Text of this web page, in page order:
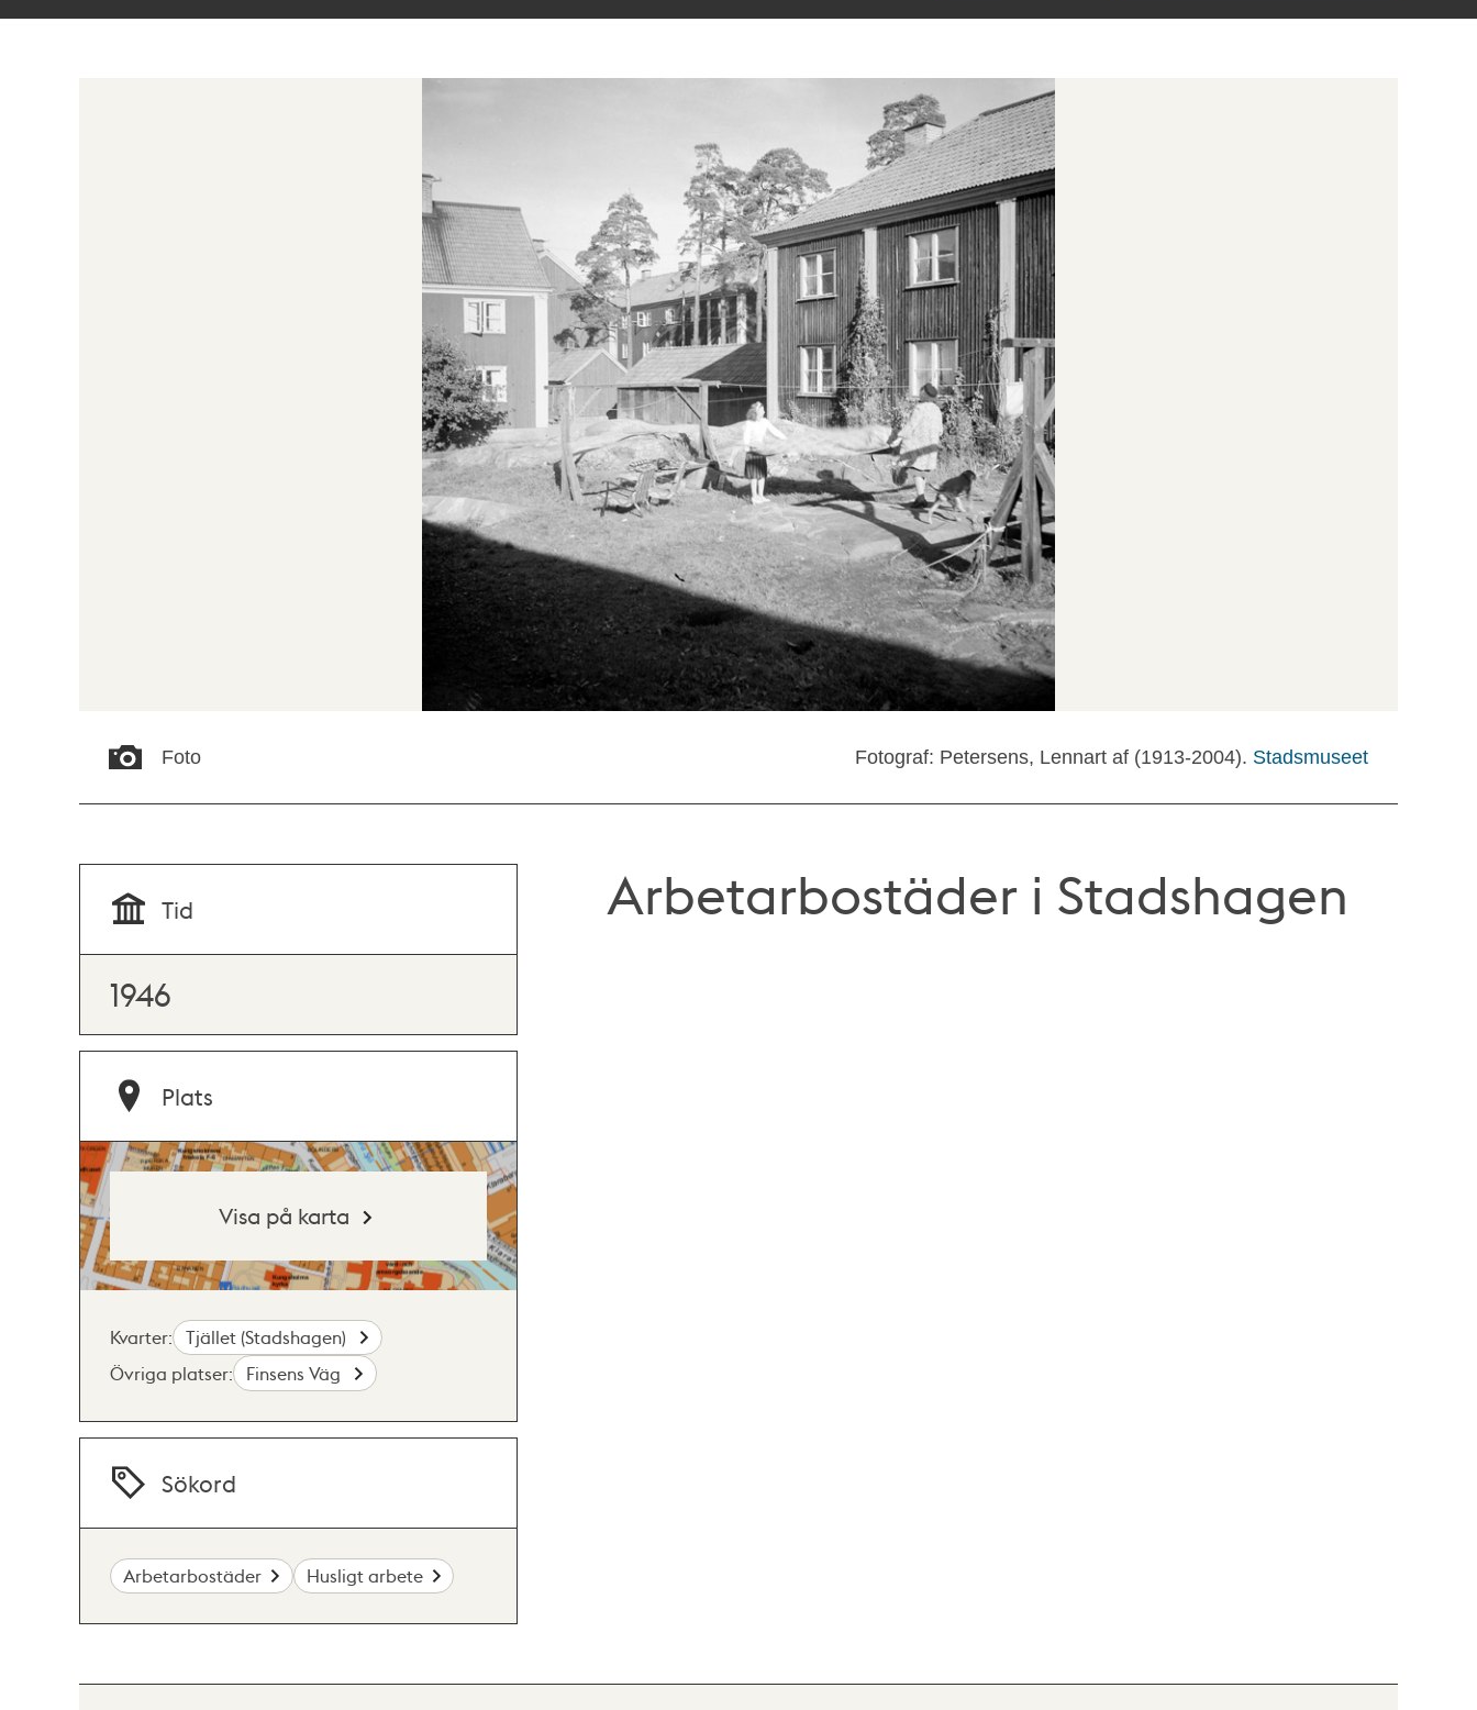
Foto Fotograf: Petersens, Lennart af (1913-2004). Stadsmuseet
Arbetarbostäder i Stadshagen
Tid
1946
Plats
Visa på karta
Kvarter:
Tjället (Stadshagen)
Övriga platser:
Finsens Väg
Sökord
Arbetarbostäder Husligt arbete